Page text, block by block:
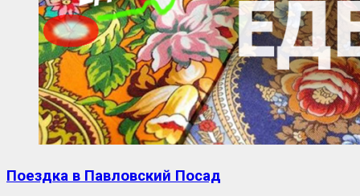
Поездка в Павловский Посад